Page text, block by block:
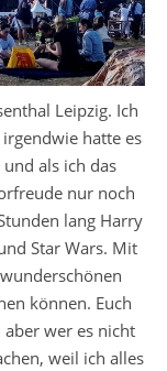
Leipzig. Ich
hatte es
als ich das
nur noch
lang Harry
Star Wars. Mit
können. Euch
wer es nicht
weil ich alles